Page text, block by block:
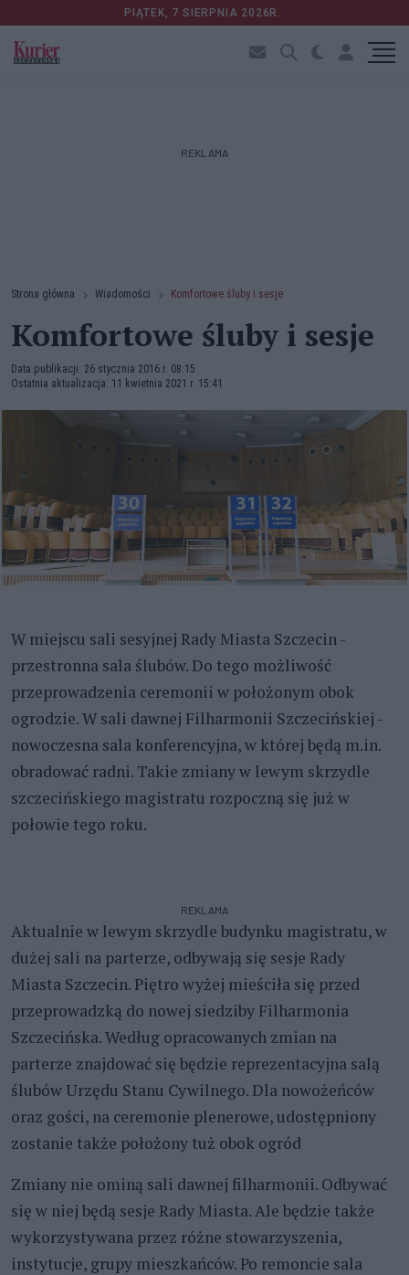
PIĄTEK, 7 SIERPNIA 2026R.
REKLAMA
Strona główna Wiadomości Komfortowe śluby i sesje
Komfortowe śluby i sesje
Data publikacji: 26 stycznia 2016 r. 08:15
Ostatnia aktualizacja: 11 kwietnia 2021 r. 15:41
W miejscu sali sesyjnej Rady Miasta Szczecin -
przestronna sala ślubów. Do tego możliwość
przeprowadzenia ceremonii w położonym obok
ogrodzie. W sali dawnej Filharmonii Szczecińskiej -
nowoczesna sala konferencyjna, w której będą m.in.
obradować radni. Takie zmiany w lewym skrzydle
szczecińskiego magistratu rozpoczną się już w
połowie tego roku.
REKLAMA
Aktualnie w lewym skrzydle budynku magistratu, w
dużej sali na parterze, odbywają się sesje Rady
Miasta Szczecin. Piętro wyżej mieściła się przed
przeprowadzką do nowej siedziby Filharmonia
Szczecińska. Według opracowanych zmian na
parterze znajdować się będzie reprezentacyjna salą
ślubów Urzędu Stanu Cywilnego. Dla nowożeńców
oraz gości, na ceremonie plenerowe, udostępniony
zostanie także położony tuż obok ogród
Zmiany nie ominą sali dawnej filharmonii. Odbywać
się w niej będą sesje Rady Miasta. Ale będzie także
wykorzystywana przez różne stowarzyszenia,
instytucje, grupy mieszkańców. Po remoncie sala